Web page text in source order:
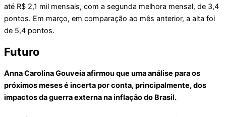
até R$ 2,1 mil mensais, com a segunda melhora mensal, de 3,4
pontos. Em março, em comparação ao mês anterior, a alta foi
de 5,4 pontos.
Futuro
Anna Carolina Gouveia afirmou que uma análise para os
próximos meses é incerta por conta, principalmente, dos
impactos da guerra externa na inflação do Brasil.